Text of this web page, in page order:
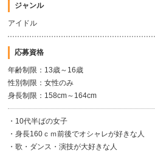
ジャンル
アイドル
応募資格
年齢制限：13歳～16歳
性別制限：女性のみ
身長制限：158cm～164cm
・10代半ばの女子
・身長160ｃｍ前後でオシャレが好きな人
・歌・ダンス・演技が大好きな人